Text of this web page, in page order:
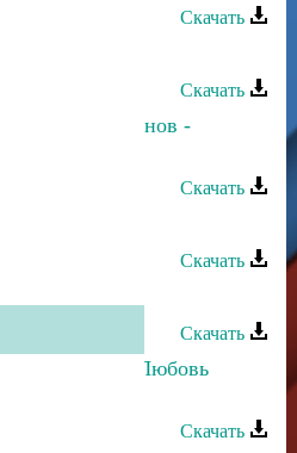
Скачать
Знаю
Скачать
и Тимур Рахманов -
Скачать
Динара
Скачать
Только ты
Скачать
и Марианна - Любовь
Скачать